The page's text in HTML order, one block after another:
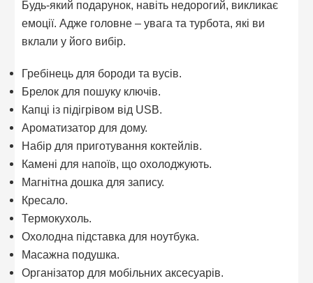
Будь-який подарунок, навіть недорогий, викликає
емоції. Адже головне – увага та турбота, які ви
вклали у його вибір.
Гребінець для бороди та вусів.
Брелок для пошуку ключів.
Капці із підігрівом від USB.
Ароматизатор для дому.
Набір для приготування коктейлів.
Камені для напоїв, що охолоджують.
Магнітна дошка для запису.
Кресало.
Термокухоль.
Охолодна підставка для ноутбука.
Масажна подушка.
Організатор для мобільних аксесуарів.